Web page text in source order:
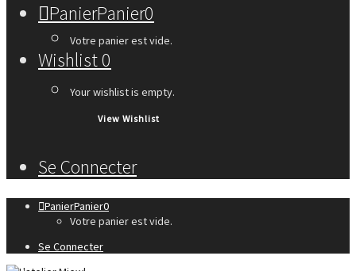
PanierPanier0
Votre panier est vide.
Wishlist0
Your wishlist is empty.
View Wishlist
Se Connecter
PanierPanier0
Votre panier est vide.
Se Connecter